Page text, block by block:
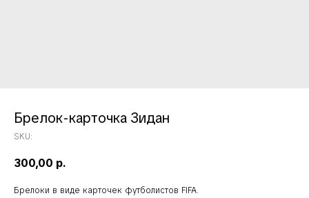
Брелок-карточка Зидан
SKU:
300,00 р.
Брелоки в виде карточек футболистов FIFA.